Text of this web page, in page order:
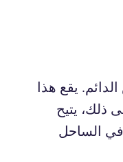
يقع هذا
ذلك، يتيح
في الساحل